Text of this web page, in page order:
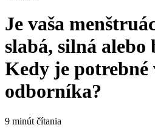
Je vaša
slabá, silná alebo
Kedy je
odborníka?
9 minút čítania